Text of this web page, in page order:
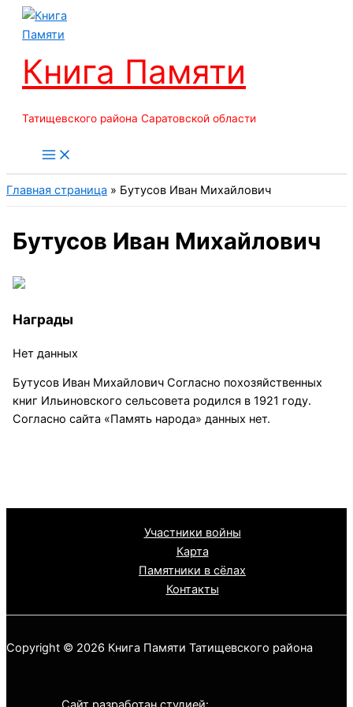
Перейти
Книга Памяти
Татищевского района Саратовской области
Главная страница » Бутусов Иван Михайлович
Бутусов Иван Михайлович
Награды
Нет данных
Бутусов Иван Михайлович Согласно похозяйственных
книг Ильиновского сельсовета родился в 1921 году.
Согласно сайта «Память народа» данных нет.
Участники войны
Карта
Памятники в сёлах
Контакты
Copyright © 2026 Книга Памяти Татищевского района